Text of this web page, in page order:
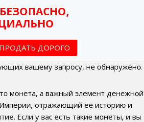
ПРОДАТЬ ДОРОГО
вашему запросу, не обнаружено.
монета, а важный элемент денежной
отражающий её историю и
Если у вас есть такие монеты, и вы